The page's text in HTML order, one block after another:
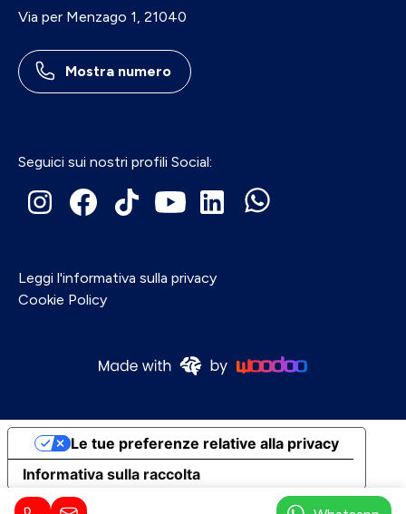
Via per Menzago 1, 21040
Mostra numero
Seguici sui nostri profili Social:
Leggi l'informativa sulla privacy
Cookie Policy
Informativa sulla raccolta
Le tue preferenze relative alla privacy